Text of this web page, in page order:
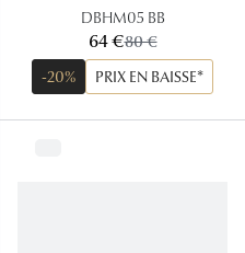
DBHM05 BB
maintenant:
64 €ancien prix:
80 €
-20%
PRIX EN BAISSE*